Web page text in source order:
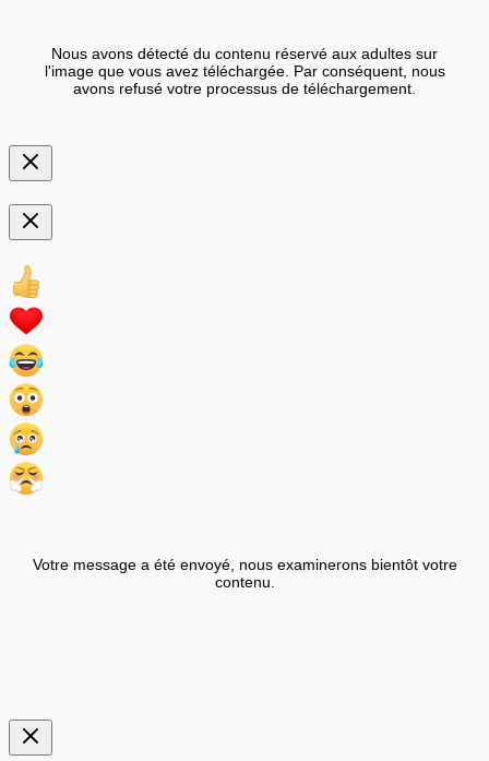
Nous avons détecté du contenu réservé aux adultes sur
l'image que vous avez téléchargée. Par conséquent, nous
avons refusé votre processus de téléchargement.
Votre message a été envoyé, nous examinerons bientôt votre
contenu.